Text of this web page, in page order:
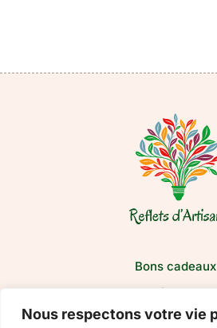
Nous respectons votre vie
Bons cadeaux
Boutique
Nos artisans